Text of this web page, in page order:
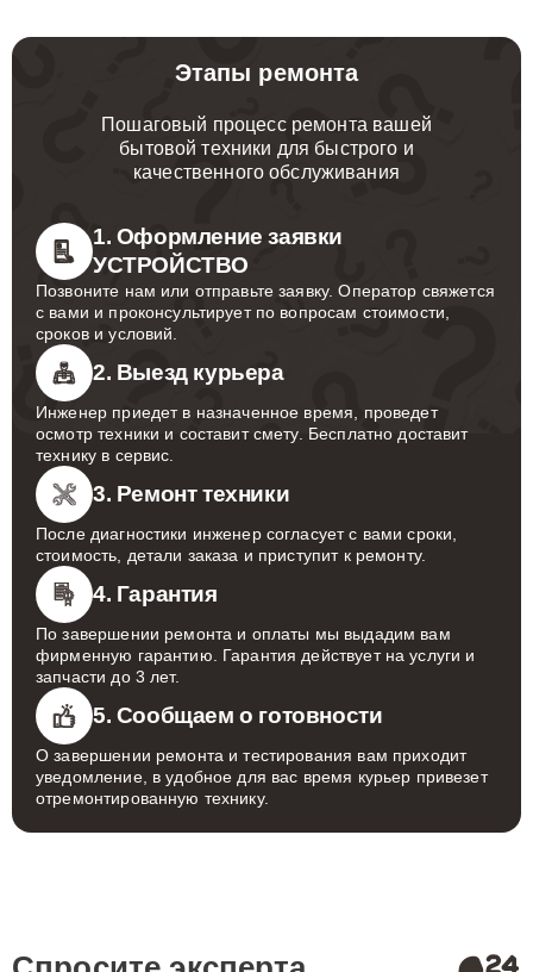
Этапы ремонта
Пошаговый процесс ремонта вашей
бытовой техники для быстрого и
качественного обслуживания
1. Оформление заявки
УСТРОЙСТВО
Позвоните нам или отправьте заявку. Оператор свяжется
с вами и проконсультирует по вопросам стоимости,
сроков и условий.
2. Выезд курьера
Инженер приедет в назначенное время, проведет
осмотр техники и составит смету. Бесплатно доставит
технику в сервис.
3. Ремонт техники
После диагностики инженер согласует с вами сроки,
стоимость, детали заказа и приступит к ремонту.
4. Гарантия
По завершении ремонта и оплаты мы выдадим вам
фирменную гарантию. Гарантия действует на услуги и
запчасти до 3 лет.
5. Сообщаем о готовности
О завершении ремонта и тестирования вам приходит
уведомление, в удобное для вас время курьер привезет
отремонтированную технику.